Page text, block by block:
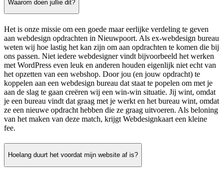
Waarom doen jullie dit?
Het is onze missie om een goede maar eerlijke verdeling te geven
aan webdesign opdrachten in Nieuwpoort. Als ex-webdesign bureau
weten wij hoe lastig het kan zijn om aan opdrachten te komen die bij
ons passen. Niet iedere webdesigner vindt bijvoorbeeld het werken
met WordPress even leuk en anderen houden eigenlijk niet echt van
het opzetten van een webshop. Door jou (en jouw opdracht) te
koppelen aan een webdesign bureau dat staat te popelen om met je
aan de slag te gaan creëren wij een win-win situatie. Jij wint, omdat
je een bureau vindt dat graag met je werkt en het bureau wint, omdat
ze een nieuwe opdracht hebben die ze graag uitvoeren. Als beloning
van het maken van deze match, krijgt Webdesignkaart een kleine
fee.
Hoelang duurt het voordat mijn website af is?